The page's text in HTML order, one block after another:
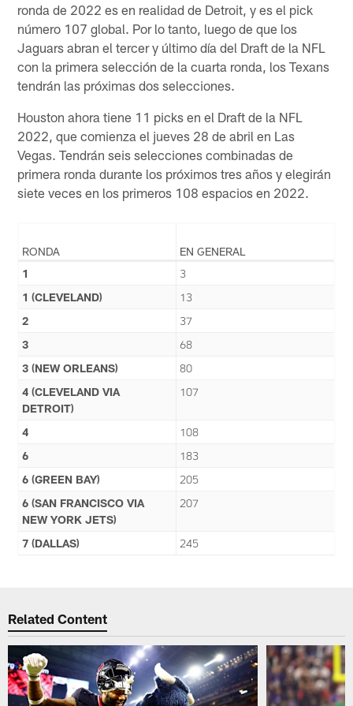
ronda de 2022 es en realidad de Detroit, y es el pick
número 107 global. Por lo tanto, luego de que los
Jaguars abran el tercer y último día del Draft de la NFL
con la primera selección de la cuarta ronda, los Texans
tendrán las próximas dos selecciones.
Houston ahora tiene 11 picks en el Draft de la NFL
2022, que comienza el jueves 28 de abril en Las
Vegas. Tendrán seis selecciones combinadas de
primera ronda durante los próximos tres años y elegirán
siete veces en los primeros 108 espacios en 2022.
RONDA
EN GENERAL
1
3
1 (CLEVELAND)
13
2
37
3
68
3 (NEW ORLEANS)
80
4 (CLEVELAND VIA
DETROIT)
107
4
108
6
183
6 (GREEN BAY)
205
6 (SAN FRANCISCO VIA
NEW YORK JETS)
207
7 (DALLAS) 245
Related Content